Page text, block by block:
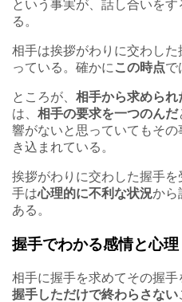
という事実が、話し合いを
る。
相手は挨拶がわりに交わし
っている。確かにこの時点で
ところが、 相手から求められ
は、 相手の要求を一つのんだ
響がないと思っていてもそ
き込まれている。
挨拶がわりに交わした握手
手は心理的に不利な状況から
ある。
握手でわかる感情と心理
相手に握手を求めてその握
握手しただけで終わらさない